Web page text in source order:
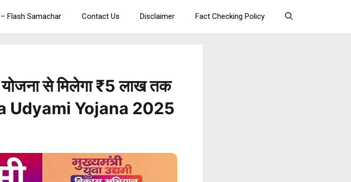
Flash Samachar Contact Us Disclaimer Fact Checking Policy
से मिलेगा ₹5 लाख तक
Udyami Yojana 2025